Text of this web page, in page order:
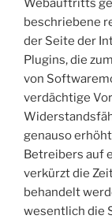
Webauftritts
beschriebene
der Seite der
Plugins, die
von
verdächtige
genauso
Betreibers auf
verkürzt die
behandelt
wesentlich die